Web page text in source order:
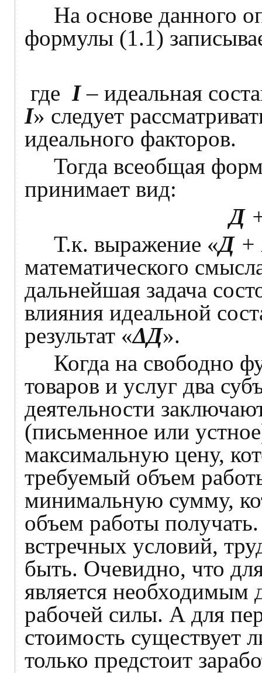
На основе данного
формулы (1.1)
где I– идеальная
I» следует
идеального факторов.
Тогда всеобщая
принимает вид:
Д
Т.к. выражение «Д +
математического
дальнейшая задача
влияния идеальной
результат «ΔД».
Когда на свободно
товаров и услуг два
деятельности
(письменное или
максимальную цену,
требуемый объем
минимальную сумму,
объем работы
встречных условий,
быть. Очевидно, что
является необходимым
рабочей силы. А для
стоимость существует
только предстоит